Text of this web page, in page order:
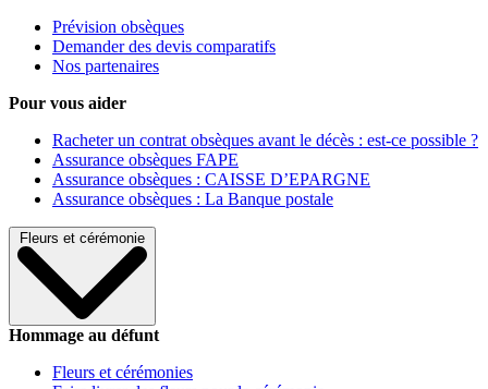
Prévision obsèques
Demander des devis comparatifs
Nos partenaires
Pour vous aider
Racheter un contrat obsèques avant le décès : est-ce possible ?
Assurance obsèques FAPE
Assurance obsèques : CAISSE D’EPARGNE
Assurance obsèques : La Banque postale
Fleurs et cérémonie
Hommage au défunt
Fleurs et cérémonies